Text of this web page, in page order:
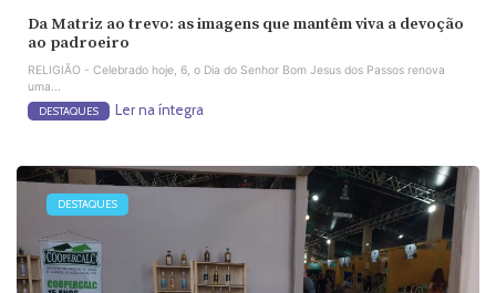
Da Matriz ao trevo: as imagens que mantêm viva a devoção
ao padroeiro
RELIGIÃO - Celebrado hoje, 6, o Dia do Senhor Bom Jesus dos Passos renova
uma...
DESTAQUES Ler na íntegra
DESTAQUES